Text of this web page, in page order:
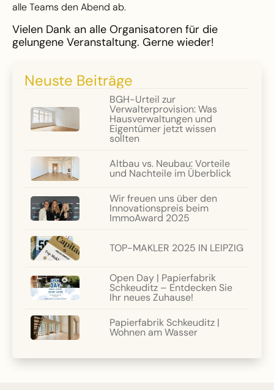
alle Teams den Abend ab.
Vielen Dank an alle Organisatoren für die
gelungene Veranstaltung. Gerne wieder!
Neuste Beiträge
BGH-Urteil zur
Verwalterprovision: Was
Hausverwaltungen und
Eigentümer jetzt wissen
sollten
Altbau vs. Neubau: Vorteile
und Nachteile im Überblick
Wir freuen uns über den
Innovationspreis beim
ImmoAward 2025
TOP-MAKLER 2025 IN LEIPZIG
Open Day | Papierfabrik
Schkeuditz – Entdecken Sie
Ihr neues Zuhause!
Papierfabrik Schkeuditz |
Wohnen am Wasser